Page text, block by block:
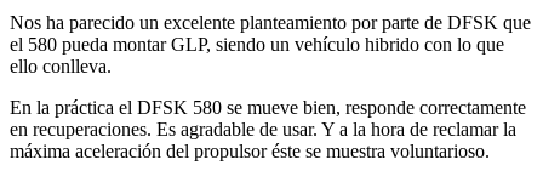
Nos ha parecido un excelente planteamiento por parte de DFSK que
el 580 pueda montar GLP, siendo un vehículo hibrido con lo que
ello conlleva.
En la práctica el DFSK 580 se mueve bien, responde correctamente
en recuperaciones. Es agradable de usar. Y a la hora de reclamar la
máxima aceleración del propulsor éste se muestra voluntarioso.